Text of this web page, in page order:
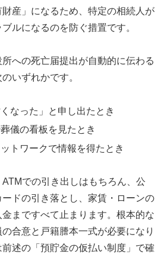
産」になるため、特定の相続人が
ルになるのを防ぐ措置です。
への死亡届提出が自動的に伝わる
いずれかです。
なった」と申し出たとき
儀の看板を見たとき
トワークで情報を得たとき
での引き出しはもちろん、公
ドの引き落とし、家賃・ローンの
まですべて止まります。根本的な
合意と戸籍謄本一式が必要になり
述の「預貯金の仮払い制度」で確